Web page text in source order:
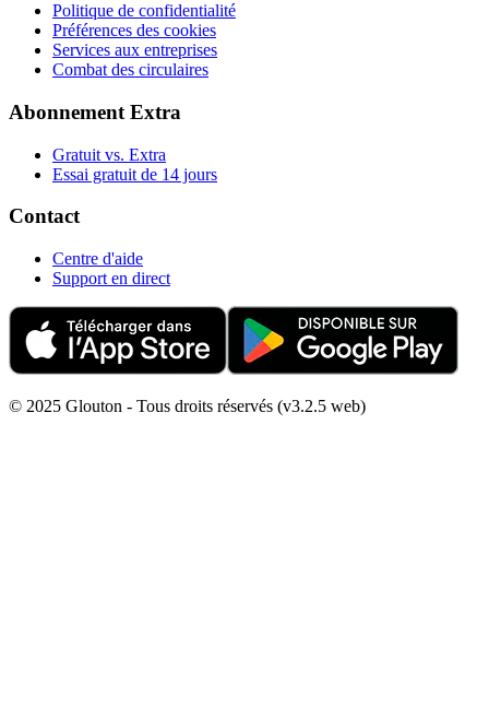
Politique de confidentialité
Préférences des cookies
Services aux entreprises
Combat des circulaires
Abonnement Extra
Gratuit vs. Extra
Essai gratuit de 14 jours
Contact
Centre d'aide
Support en direct
© 2025 Glouton - Tous droits réservés (v3.2.5 web)